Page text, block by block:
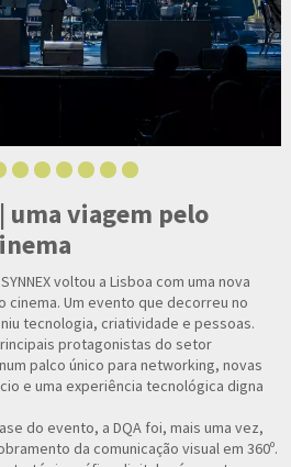
uma viagem pelo
voltou a Lisboa com uma nova
cinema. Um evento que decorreu no
tecnologia, criatividade e pessoas.
protagonistas do setor
palco único para networking, novas
e uma experiência tecnológica digna
do evento, a DQA foi, mais uma vez,
da comunicação visual em 360º.